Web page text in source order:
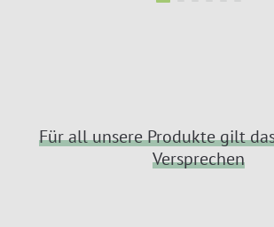
Für all unsere Produkte gilt
Versprechen